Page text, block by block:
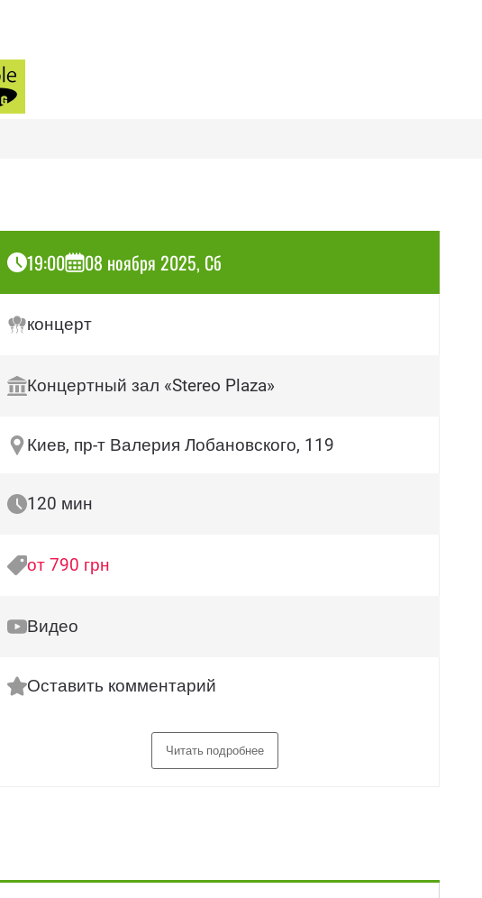
19:00 08 ноября 2025, Сб
концерт
Концертный зал «Stereo Plaza»
Киев, пр-т Валерия Лобановского, 119
120 мин
от 790 грн
Видео
Оставить комментарий
Читать подробнее